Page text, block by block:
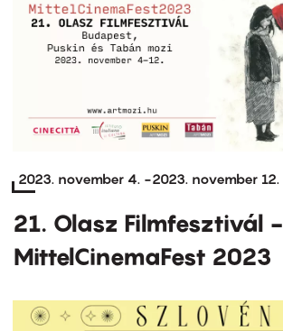
2023. november 4. -2023. november 12.
21. Olasz Filmfesztivál -
MittelCinemaFest 2023